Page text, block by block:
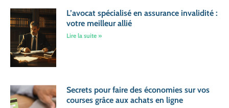
L’avocat spécialisé en assurance invalidité :
votre meilleur allié
Lire la suite »
Secrets pour faire des économies sur vos
courses grâce aux achats en ligne